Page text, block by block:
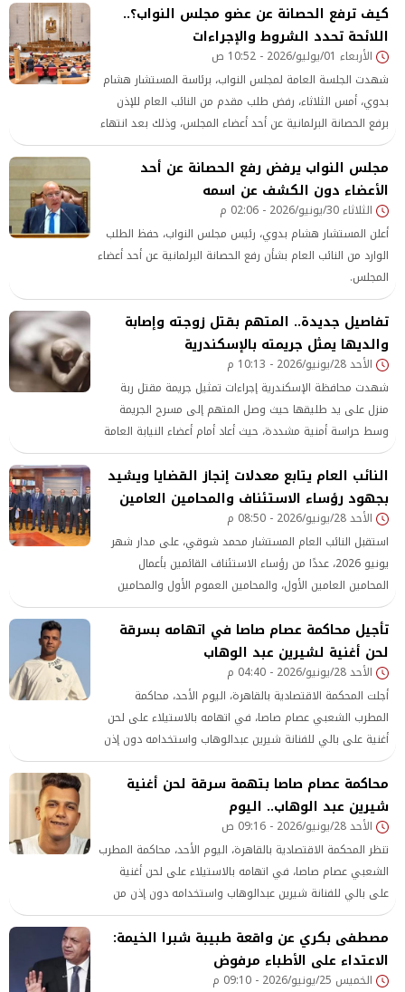
بالقاهرة، وأمين الشرطة حمد عبد الجواد، بالإدارة العامة للحماية
المدنية بالقاهرة، الذين استُشهدوا خلال أداء الواجب.
كيف ترفع الحصانة عن عضو مجلس النواب؟..
اللائحة تحدد الشروط والإجراءات
الأربعاء 01/يوليو/2026 - 10:52 ص
شهدت الجلسة العامة لمجلس النواب، برئاسة المستشار هشام
بدوي، أمس الثلاثاء، رفض طلب مقدم من النائب العام للإذن
برفع الحصانة البرلمانية عن أحد أعضاء المجلس، وذلك بعد انتهاء
مجلس النواب يرفض رفع الحصانة عن أحد
الأعضاء دون الكشف عن اسمه
الثلاثاء 30/يونيو/2026 - 02:06 م
أعلن المستشار هشام بدوي، رئيس مجلس النواب، حفظ الطلب
الوارد من النائب العام بشأن رفع الحصانة البرلمانية عن أحد أعضاء
المجلس.
تفاصيل جديدة.. المتهم بقتل زوجته وإصابة
والديها يمثل جريمته بالإسكندرية
الأحد 28/يونيو/2026 - 10:13 م
شهدت محافظة الإسكندرية إجراءات تمثيل جريمة مقتل ربة
منزل على يد طليقها حيث وصل المتهم إلى مسرح الجريمة
وسط حراسة أمنية مشددة، حيث أعاد أمام أعضاء النيابة العامة
تمثيل كيفية تنفيذ الجريمة منذ لحظة دخوله إلى العقار
النائب العام يتابع معدلات إنجاز القضايا ويشيد
بجهود رؤساء الاستئناف والمحامين العامين
الأحد 28/يونيو/2026 - 08:50 م
استقبل النائب العام المستشار محمد شوقي، على مدار شهر
يونيو 2026، عددًا من رؤساء الاستئناف القائمين بأعمال
المحامين العامين الأول، والمحامين العموم الأول والمحامين
العموم بمختلف النيابات، وذلك في إطار متابعة سير العمل
والوقوف على معدلات إنجاز القضايا داخل دوائر النيابات على
مستوى الجمهورية.
تأجيل محاكمة عصام صاصا في اتهامه بسرقة
لحن أغنية لشيرين عبد الوهاب
الأحد 28/يونيو/2026 - 04:40 م
أجلت المحكمة الاقتصادية بالقاهرة، اليوم الأحد، محاكمة
المطرب الشعبي عصام صاصا، في اتهامه بالاستيلاء على لحن
أغنية على بالي للفنانة شيرين عبدالوهاب واستخدامه دون إذن
من أصحاب الحقوق، إلى جلسة 4 يوليو المقبل لاستكمال
إجراءات المحاكمة
محاكمة عصام صاصا بتهمة سرقة لحن أغنية
شيرين عبد الوهاب.. اليوم
الأحد 28/يونيو/2026 - 09:16 ص
تنظر المحكمة الاقتصادية بالقاهرة، اليوم الأحد، محاكمة المطرب
الشعبي عصام صاصا، في اتهامه بالاستيلاء على لحن أغنية
على بالي للفنانة شيرين عبدالوهاب واستخدامه دون إذن من
أصحاب الحقوق.
مصطفى بكري عن واقعة طبيبة شبرا الخيمة:
الاعتداء على الأطباء مرفوض
الخميس 25/يونيو/2026 - 09:10 م